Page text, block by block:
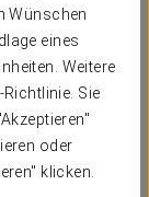
Wünschen
eines
Weitere
Sie
oder
klicken.